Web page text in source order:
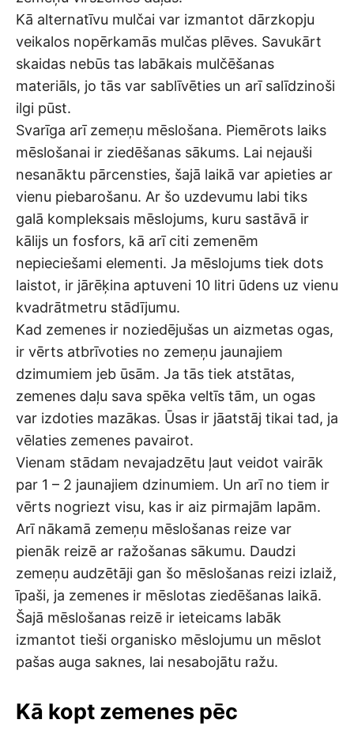
Kā alternatīvu mulčai var izmantot dārzkopju
veikalos nopērkamās mulčas plēves. Savukārt
skaidas nebūs tas labākais mulčēšanas
materiāls, jo tās var sablīvēties un arī salīdzinoši
ilgi pūst.
Svarīga arī zemeņu mēslošana. Piemērots laiks
mēslošanai ir ziedēšanas sākums. Lai nejauši
nesanāktu pārcensties, šajā laikā var apieties ar
vienu piebarošanu. Ar šo uzdevumu labi tiks
galā kompleksais mēslojums, kuru sastāvā ir
kālijs un fosfors, kā arī citi zemenēm
nepieciešami elementi. Ja mēslojums tiek dots
laistot, ir jārēķina aptuveni 10 litri ūdens uz vienu
kvadrātmetru stādījumu.
Kad zemenes ir noziedējušas un aizmetas ogas,
ir vērts atbrīvoties no zemeņu jaunajiem
dzimumiem jeb ūsām. Ja tās tiek atstātas,
zemenes daļu sava spēka veltīs tām, un ogas
var izdoties mazākas. Ūsas ir jāatstāj tikai tad, ja
vēlaties zemenes pavairot.
Vienam stādam nevajadzētu ļaut veidot vairāk
par 1 – 2 jaunajiem dzinumiem. Un arī no tiem ir
vērts nogriezt visu, kas ir aiz pirmajām lapām.
Arī nākamā zemeņu mēslošanas reize var
pienāk reizē ar ražošanas sākumu. Daudzi
zemeņu audzētāji gan šo mēslošanas reizi izlaiž,
īpaši, ja zemenes ir mēslotas ziedēšanas laikā.
Šajā mēslošanas reizē ir ieteicams labāk
izmantot tieši organisko mēslojumu un mēslot
pašas auga saknes, lai nesabojātu ražu.
Kā kopt zemenes pēc